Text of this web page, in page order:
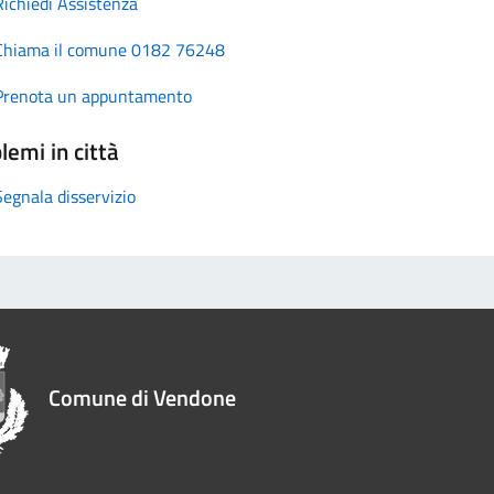
il comune 0182 76248
un appuntamento
in città
disservizio
Comune di Vendone